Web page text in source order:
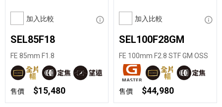
加入比較 顯示資訊
SEL85F18
FE 85mm F1.8
售價 $15,480
加入比較 顯示
SEL100F28GM
FE 100mm F2.8 STF GM OSS
售價 $44,980